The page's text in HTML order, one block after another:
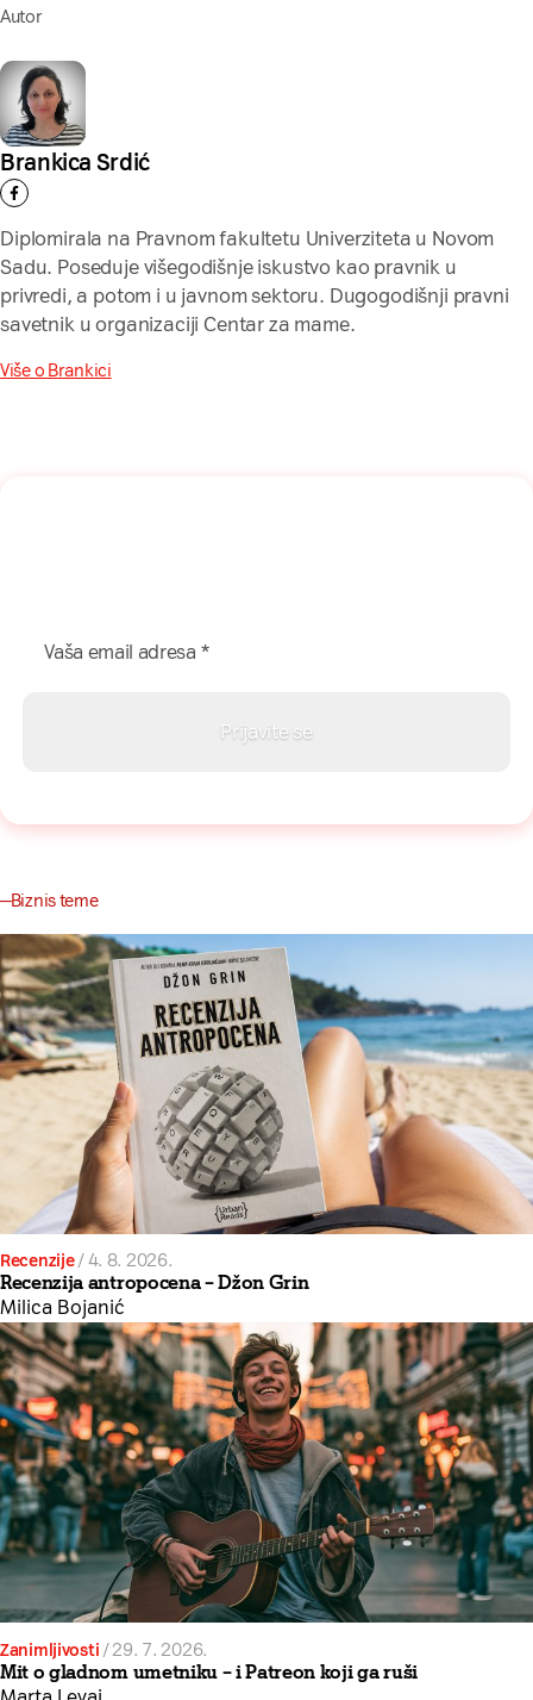
Autor
Brankica Srdić
Diplomirala na Pravnom fakultetu Univerziteta u Novom
Sadu. Poseduje višegodišnje iskustvo kao pravnik u
privredi, a potom i u javnom sektoru. Dugogodišnji pravni
savetnik u organizaciji Centar za mame.
Više o Brankici
Biznis teme
Recenzije/4. 8. 2026.
Recenzija antropocena – Džon Grin
Milica Bojanić
Zanimljivosti /29. 7. 2026.
Mit o gladnom umetniku – i Patreon koji ga ruši